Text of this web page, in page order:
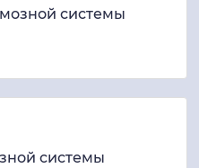
системы
системы